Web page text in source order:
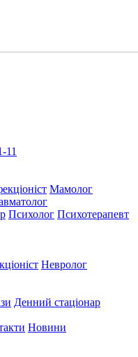
11
Мамолог
Психолог Психотерапевт
Невролог
Денний стаціонар
Новини